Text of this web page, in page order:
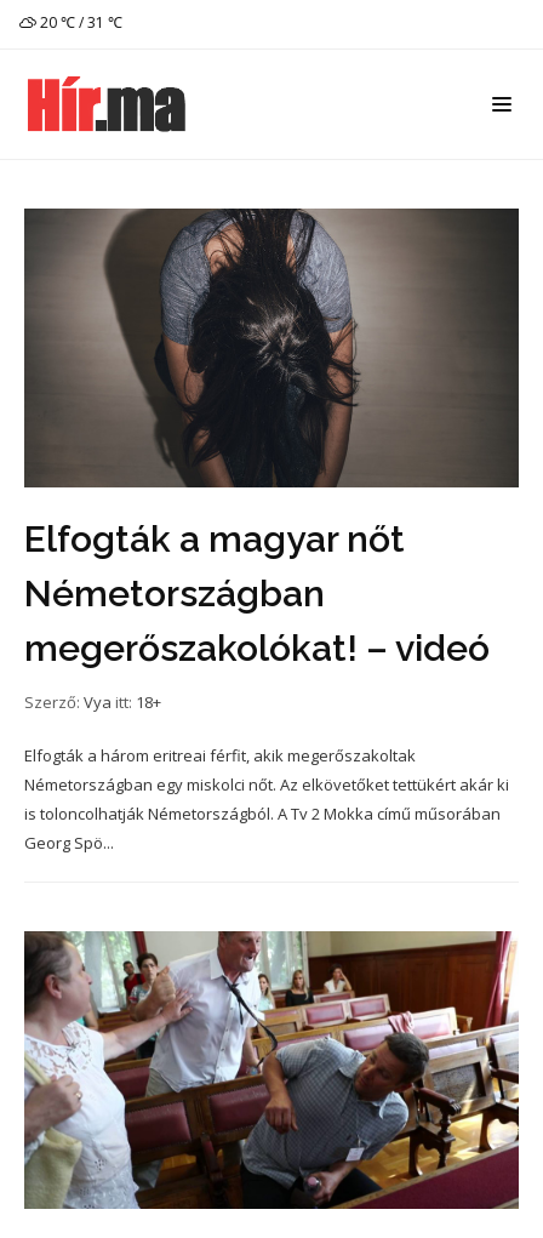
20 ℃ / 31 ℃
Elfogták a magyar nőt
Németországban
megerőszakolókat! – videó
Szerző: Vya itt: 18+
Elfogták a három eritreai férfit, akik megerőszakoltak
Németországban egy miskolci nőt. Az elkövetőket tettükért akár ki
is toloncolhatják Németországból. A Tv 2 Mokka című műsorában
Georg Spö...